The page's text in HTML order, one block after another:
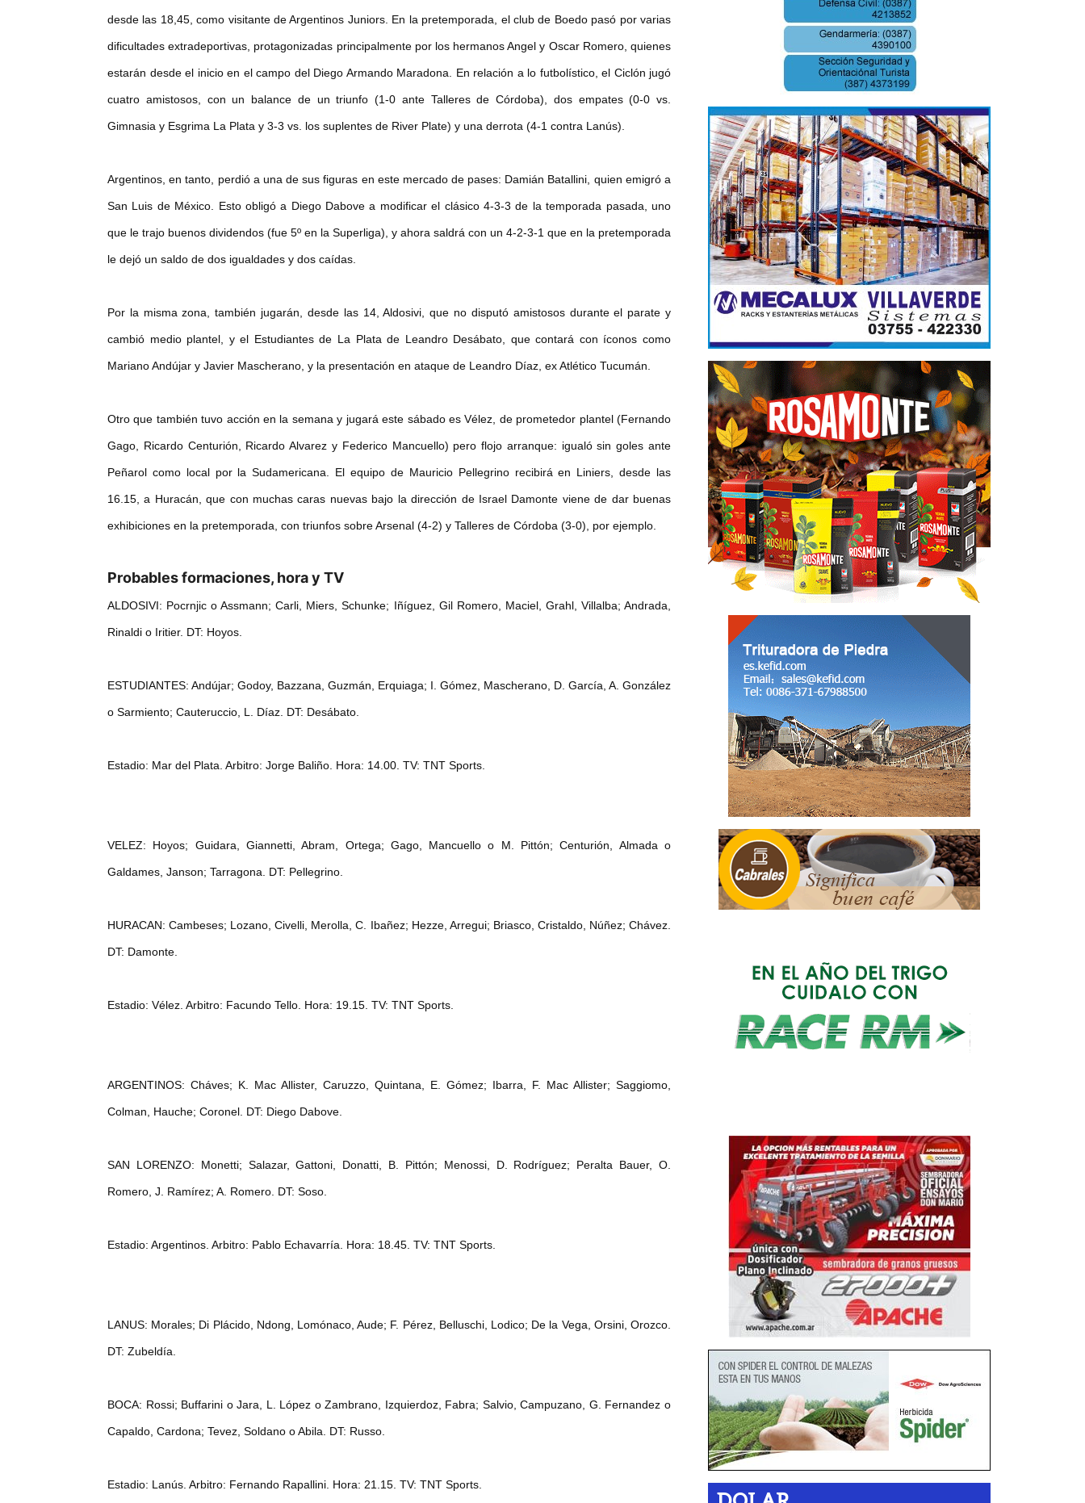
desde las 18,45, como visitante de Argentinos Juniors. En la pretemporada, el club de Boedo pasó por varias
dificultades extradeportivas, protagonizadas principalmente por los hermanos Angel y Oscar Romero, quienes
estarán desde el inicio en el campo del Diego Armando Maradona. En relación a lo futbolístico, el Ciclón jugó
cuatro amistosos, con un balance de un triunfo (1-0 ante Talleres de Córdoba), dos empates (0-0 vs.
Gimnasia y Esgrima La Plata y 3-3 vs. los suplentes de River Plate) y una derrota (4-1 contra Lanús).
Argentinos, en tanto, perdió a una de sus figuras en este mercado de pases: Damián Batallini, quien emigró a
San Luis de México. Esto obligó a Diego Dabove a modificar el clásico 4-3-3 de la temporada pasada, uno
que le trajo buenos dividendos (fue 5º en la Superliga), y ahora saldrá con un 4-2-3-1 que en la pretemporada
le dejó un saldo de dos igualdades y dos caídas.
Por la misma zona, también jugarán, desde las 14, Aldosivi, que no disputó amistosos durante el parate y
cambió medio plantel, y el Estudiantes de La Plata de Leandro Desábato, que contará con íconos como
Mariano Andújar y Javier Mascherano, y la presentación en ataque de Leandro Díaz, ex Atlético Tucumán.
Otro que también tuvo acción en la semana y jugará este sábado es Vélez, de prometedor plantel (Fernando
Gago, Ricardo Centurión, Ricardo Alvarez y Federico Mancuello) pero flojo arranque: igualó sin goles ante
Peñarol como local por la Sudamericana. El equipo de Mauricio Pellegrino recibirá en Liniers, desde las
16.15, a Huracán, que con muchas caras nuevas bajo la dirección de Israel Damonte viene de dar buenas
exhibiciones en la pretemporada, con triunfos sobre Arsenal (4-2) y Talleres de Córdoba (3-0), por ejemplo.
Probables formaciones, hora y TV
ALDOSIVI: Pocrnjic o Assmann; Carli, Miers, Schunke; Iñíguez, Gil Romero, Maciel, Grahl, Villalba; Andrada,
Rinaldi o Iritier. DT: Hoyos.
ESTUDIANTES: Andújar; Godoy, Bazzana, Guzmán, Erquiaga; I. Gómez, Mascherano, D. García, A. González
o Sarmiento; Cauteruccio, L. Díaz. DT: Desábato.
Estadio: Mar del Plata. Arbitro: Jorge Baliño. Hora: 14.00. TV: TNT Sports.
VELEZ: Hoyos; Guidara, Giannetti, Abram, Ortega; Gago, Mancuello o M. Pittón; Centurión, Almada o
Galdames, Janson; Tarragona. DT: Pellegrino.
HURACAN: Cambeses; Lozano, Civelli, Merolla, C. Ibañez; Hezze, Arregui; Briasco, Cristaldo, Núñez; Chávez.
DT: Damonte.
Estadio: Vélez. Arbitro: Facundo Tello. Hora: 19.15. TV: TNT Sports.
ARGENTINOS: Cháves; K. Mac Allister, Caruzzo, Quintana, E. Gómez; Ibarra, F. Mac Allister; Saggiomo,
Colman, Hauche; Coronel. DT: Diego Dabove.
SAN LORENZO: Monetti; Salazar, Gattoni, Donatti, B. Pittón; Menossi, D. Rodríguez; Peralta Bauer, O.
Romero, J. Ramírez; A. Romero. DT: Soso.
Estadio: Argentinos. Arbitro: Pablo Echavarría. Hora: 18.45. TV: TNT Sports.
LANUS: Morales; Di Plácido, Ndong, Lomónaco, Aude; F. Pérez, Belluschi, Lodico; De la Vega, Orsini, Orozco.
DT: Zubeldía.
BOCA: Rossi; Buffarini o Jara, L. López o Zambrano, Izquierdoz, Fabra; Salvio, Campuzano, G. Fernandez o
Capaldo, Cardona; Tevez, Soldano o Abila. DT: Russo.
Estadio: Lanús. Arbitro: Fernando Rapallini. Hora: 21.15. TV: TNT Sports.